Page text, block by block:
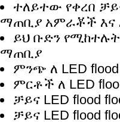
ተለይተው የቀረበ ቻይና
ማጠቢያ አምራቾች እና
ይህ ቡድን
ማጠቢያ
ምንጭ ለ LED
ምርቶች ለ LED
ቻይና LED flood
ቻይና LED flood